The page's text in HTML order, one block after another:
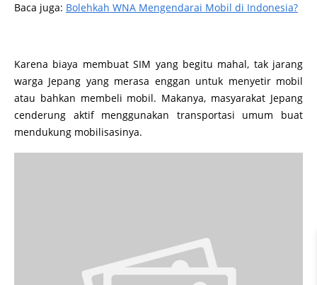
Baca juga: Bolehkah WNA Mengendarai Mobil di Indonesia?
Karena biaya membuat SIM yang begitu mahal, tak jarang
warga Jepang yang merasa enggan untuk menyetir mobil
atau bahkan membeli mobil. Makanya, masyarakat Jepang
cenderung aktif menggunakan transportasi umum buat
mendukung mobilisasinya.